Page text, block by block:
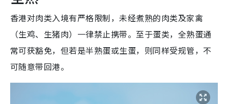
香港对肉类入境有严格限制，未经煮熟的肉类及家禽
（生鸡、生猪肉）一律禁止携带。至于蛋类，全熟蛋通
常可获豁免，但若是半熟蛋或生蛋，则同样受规管，不
可随意带回港。